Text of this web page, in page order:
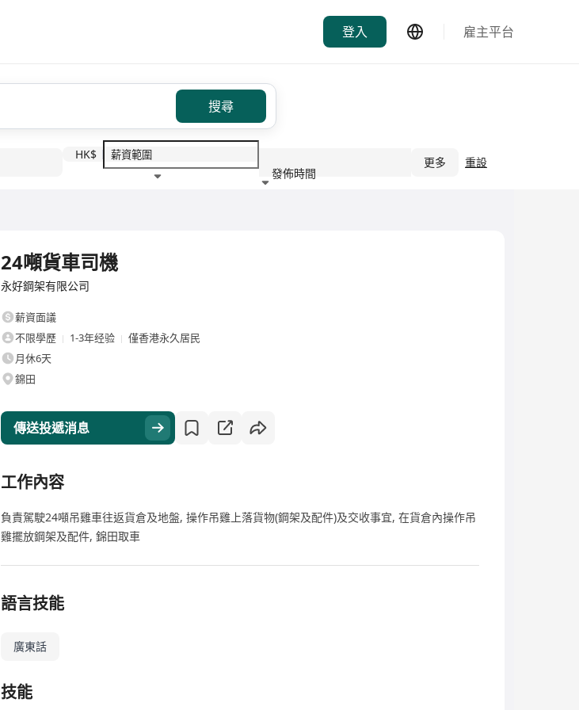
登入 雇主平台
搜尋
HK$
發佈時間
更多 重設
24噸貨車司機
永好鋼架有限公司
薪資面議
不限學歷
1-3年经验
僅香港永久居民
月休6天
錦田
傳送投遞消息
工作內容
負責駕駛24噸吊雞車往返貨倉及地盤, 操作吊雞上落貨物(鋼架及配件)及交收事宜, 在貨倉內操作吊
雞擺放鋼架及配件, 錦田取車
語言技能
廣東話
技能